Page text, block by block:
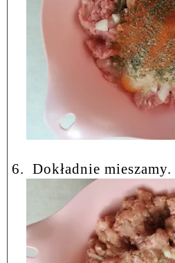
6. Dokładnie mieszamy.